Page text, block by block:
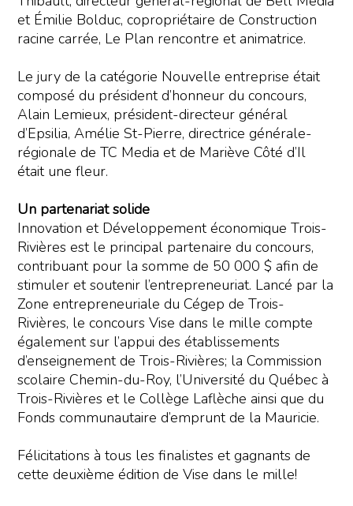
et Émilie Bolduc, copropriétaire de Construction
racine carrée, Le Plan rencontre et animatrice.
Le jury de la catégorie Nouvelle entreprise était
composé du président d’honneur du concours,
Alain Lemieux, président-directeur général
d’Epsilia, Amélie St-Pierre, directrice générale-
régionale de TC Media et de Mariève Côté d’Il
était une fleur.
Un partenariat solide
Innovation et Développement économique Trois-
Rivières est le principal partenaire du concours,
contribuant pour la somme de 50 000 $ afin de
stimuler et soutenir l’entrepreneuriat. Lancé par la
Zone entrepreneuriale du Cégep de Trois-
Rivières, le concours Vise dans le mille compte
également sur l’appui des établissements
d’enseignement de Trois-Rivières; la Commission
scolaire Chemin-du-Roy, l’Université du Québec à
Trois-Rivières et le Collège Laflèche ainsi que du
Fonds communautaire d’emprunt de la Mauricie.
Félicitations à tous les finalistes et gagnants de
cette deuxième édition de Vise dans le mille!